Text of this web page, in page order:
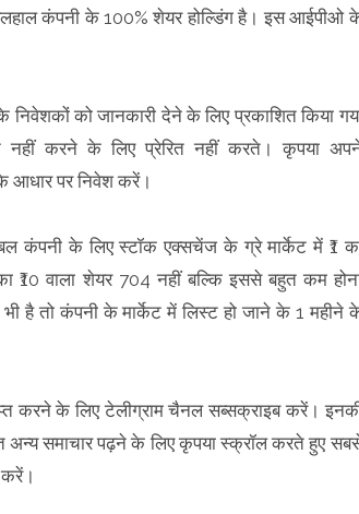
फिलहाल कंपनी के 100% शेयर होल्डिंग है। इस आईपीओ
को जानकारी देने के लिए प्रकाशित किया
करने के लिए प्रेरित नहीं करते। कृपया
आधार पर निवेश करें।
कंपनी के लिए स्टॉक एक्सचेंज के ग्रे मार्केट में ₹1
₹10 वाला शेयर 704 नहीं बल्कि इससे बहुत कम
भी है तो कंपनी के मार्केट में लिस्ट हो जाने के 1 महीने
करने के लिए टेलीग्राम चैनल सब्सक्राइब करें।
अन्य समाचार पढ़ने के लिए कृपया स्क्रॉल करते हुए